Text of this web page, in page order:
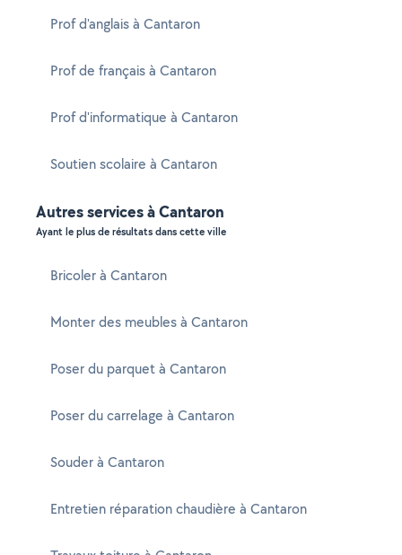
Prof d'anglais à Cantaron
Prof de français à Cantaron
Prof d'informatique à Cantaron
Soutien scolaire à Cantaron
Autres services à Cantaron
Ayant le plus de résultats dans cette ville
Bricoler à Cantaron
Monter des meubles à Cantaron
Poser du parquet à Cantaron
Poser du carrelage à Cantaron
Souder à Cantaron
Entretien réparation chaudière à Cantaron